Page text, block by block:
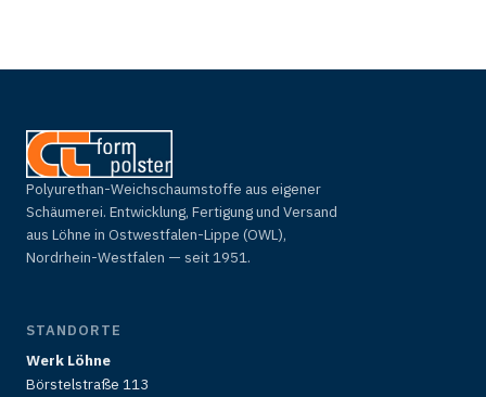
Polyurethan-Weichschaumstoffe aus eigener
Schäumerei. Entwicklung, Fertigung und Versand
aus Löhne in Ostwestfalen-Lippe (OWL),
Nordrhein-Westfalen — seit 1951.
STANDORTE
Werk Löhne
Börstelstraße 113